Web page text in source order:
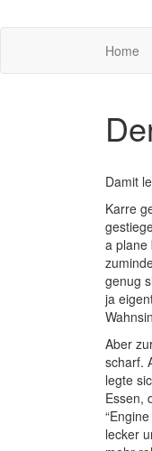
Home
Damit
Karre
a plane
genug
ja
Aber
scharf.
legte
Essen,
lecker